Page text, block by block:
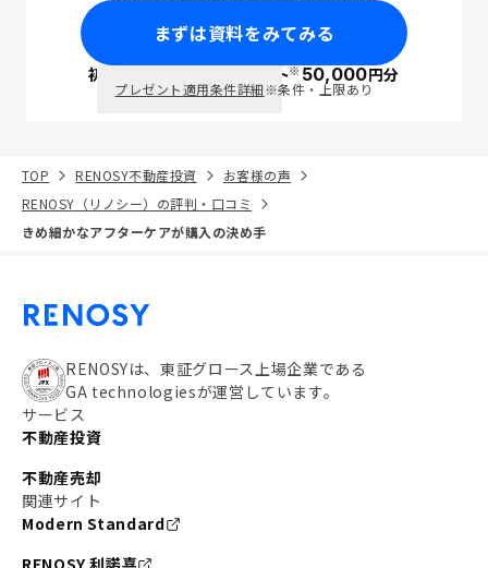
まずは資料をみてみる
初回面談で ポイント※50,000円分
プレゼント適用条件詳細※条件・上限あり
TOP RENOSY不動産投資
お客様の声
RENOSY（リノシー）の評判・口コミ
きめ細かなアフターケアが購入の決め手
RENOSYは、東証グロース上場企業である
GA technologiesが運営しています。
サービス
不動産投資
不動産売却
関連サイト
Modern Standard
RENOSY 利諾喜